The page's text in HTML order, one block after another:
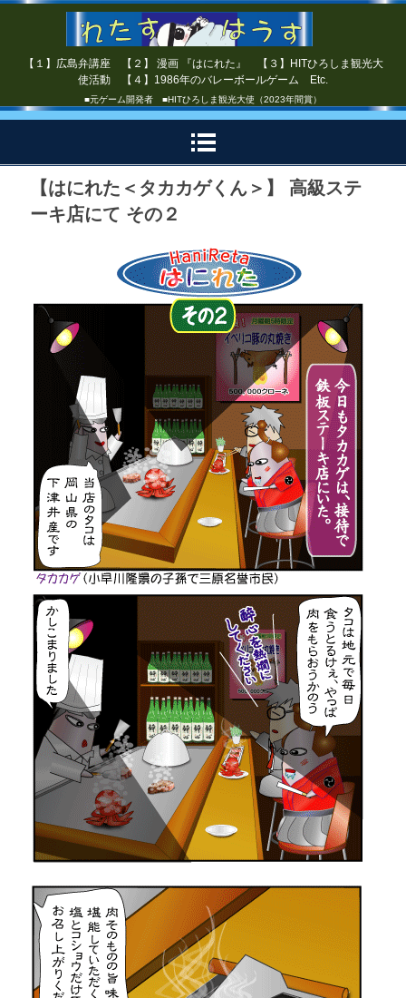
【１】広島弁講座 【２】 漫画 『はにれた』 【３】HITひろしま観光大
使活動 【４】1986年のバレーボールゲーム Etc.
■元ゲーム開発者 ■HITひろしま観光大使（2023年間賞）
【はにれた＜タカカゲくん＞】 高級ステ
ーキ店にて その２